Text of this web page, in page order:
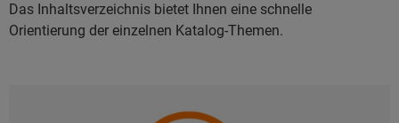
Das Inhaltsverzeichnis bietet Ihnen eine schnelle
Orientierung der einzelnen Katalog-Themen.